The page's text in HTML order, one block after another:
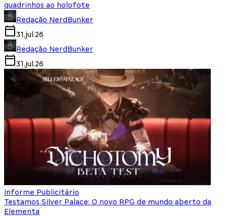
quadrinhos ao holofote
Redação NerdBunker
31.jul.26
Redação NerdBunker
31.jul.26
Informe Publicitário
Testamos Silver Palace: O novo RPG de mundo aberto da
Elementa